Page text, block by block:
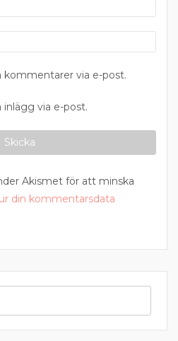
via e-post.
via e-post.
Akismet för att minska
din kommentarsdata